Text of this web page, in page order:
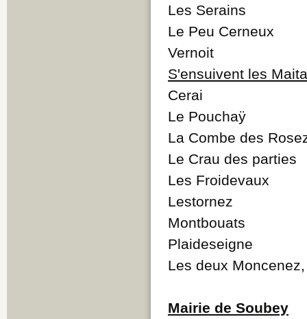
Les Serains
Le Peu Cerneux
Vernoit
S'ensuivent les
Cerai
Le Pouchaÿ
La Combe des
Le Crau des parties
Les Froidevaux
Lestornez
Montbouats
Plaideseigne
Les deux
Mairie de Soubey